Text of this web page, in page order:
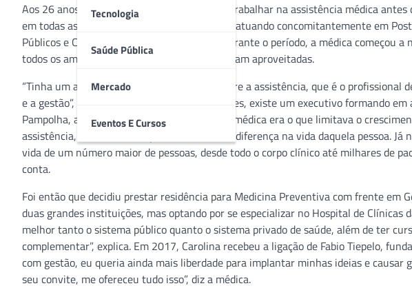
Tecnologia
Saúde Pública
Mercado
Eventos E Cursos
Aos 26 anos e já formada, Pampolha decidiu trabalhar na assistência médica
em todas as áreas da medicina. Foram 2 anos atuando concomitantemente em
Públicos e Clínicas de Longa Permanência. Durante o período, a médica começou
todos os ambientes recebiam, mas que não eram aproveitadas.
“Tinha um abismo muito grande de ideias entre a assistência, que é o profissional
e a gestão”, aponta. Geralmente, nesses lugares, existe um executivo formando
Pampolha, a falta de um gestor com vivência médica era o que limitava o
assistência, atendendo um paciente, você faz diferença na vida daquela pessoa.
vida de um número maior de pessoas, desde todo o corpo clínico até milhares de
conta.
Foi então que decidiu prestar residência para Medicina Preventiva com frente em
duas grandes instituições, mas optando por se especializar no Hospital de Clínicas
melhor tanto o sistema público quanto o sistema privado de saúde, além de ter
complementar”, explica. Em 2017, Carolina recebeu a ligação de Fabio Tiepelo,
com gestão, eu queria ainda mais liberdade para implantar minhas ideias e causar
seu convite, me ofereceu tudo isso”, diz a médica.